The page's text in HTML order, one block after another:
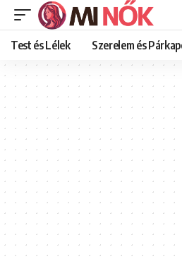
Test és Lélek Szerelem és